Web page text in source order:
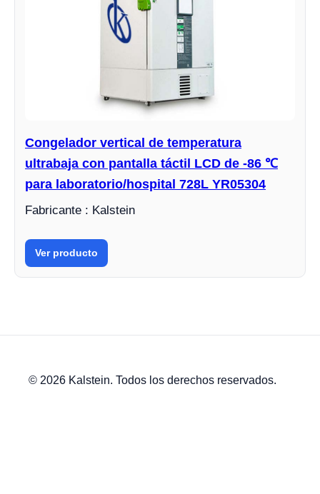
Congelador vertical de temperatura
ultrabaja con pantalla táctil LCD de -86 ℃
para laboratorio/hospital 728L YR05304
Fabricante : Kalstein
Ver producto
© 2026 Kalstein. Todos los derechos reservados.